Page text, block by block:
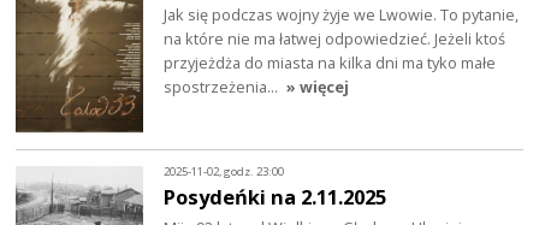
Jak się podczas wojny żyje we Lwowie. To pytanie,
na które nie ma łatwej odpowiedzieć. Jeżeli ktoś
przyjeżdża do miasta na kilka dni ma tyko małe
spostrzeżenia… » więcej
2025-11-02, godz. 23:00
Posydeńki na 2.11.2025